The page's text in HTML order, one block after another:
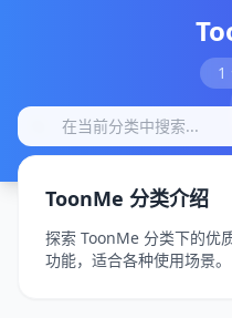
1
ToonMe 分类介绍
探索 ToonMe 分类下的优
功能，适合各种使用场景。